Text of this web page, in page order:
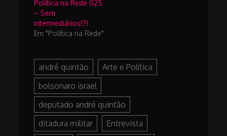
Política na Rede 025
– Sem
intermediários!?!
Em "Política na Rede"
andré quintão
Arte e Política
bolsonaro israel
deputado andré quintão
ditadura militar
Entrevista